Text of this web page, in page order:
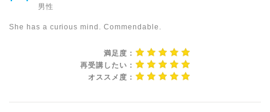
男性
She has a curious mind. Commendable.
満足度：
再受講したい：
オススメ度：